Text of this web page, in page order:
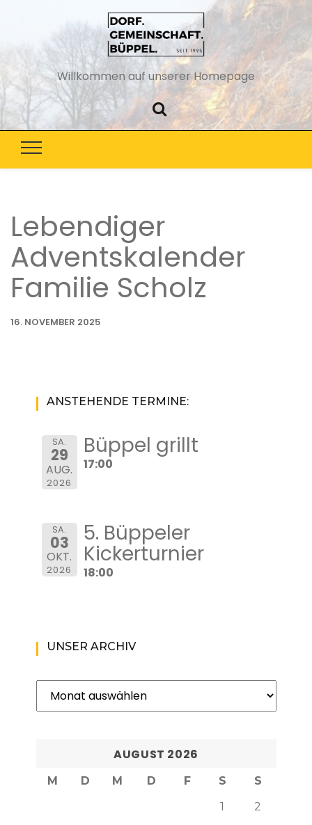
Willkommen auf unserer Homepage
Lebendiger
Adventskalender
Familie Scholz
16. NOVEMBER 2025
ANSTEHENDE TERMINE:
SA.
29
AUG.
2026
Büppel grillt
17:00
SA.
03
OKT.
2026
5. Büppeler
Kickerturnier
18:00
UNSER ARCHIV
Archiv
AUGUST 2026
M D M D F S
S
1
2